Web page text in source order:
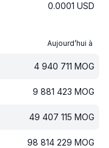
0.0001 USD
Aujourd’hui à
4 940 711 MOG
9 881 423 MOG
49 407 115 MOG
98 814 229 MOG